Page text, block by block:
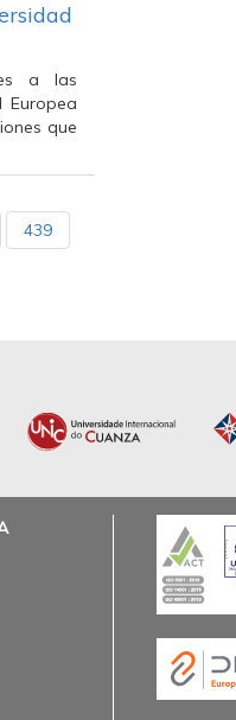
a las
Europea
que
439